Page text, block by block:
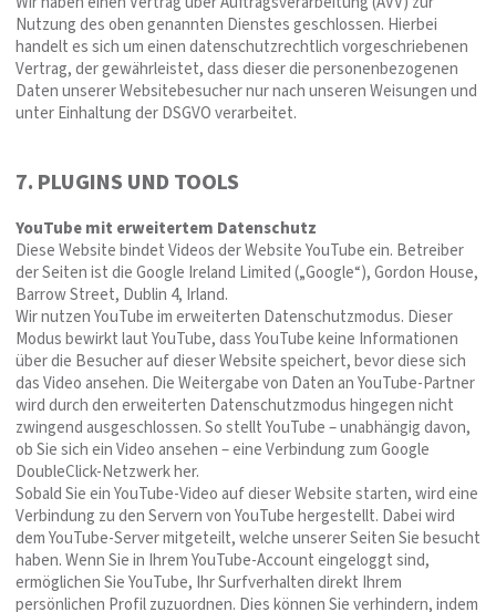
Nutzung des oben genannten Dienstes geschlossen. Hierbei
handelt es sich um einen datenschutzrechtlich vorgeschriebenen
Vertrag, der gewährleistet, dass dieser die personenbezogenen
Daten unserer Websitebesucher nur nach unseren Weisungen und
unter Einhaltung der DSGVO verarbeitet.
7. PLUGINS UND TOOLS
YouTube mit erweitertem Datenschutz
Diese Website bindet Videos der Website YouTube ein. Betreiber
der Seiten ist die Google Ireland Limited („Google“), Gordon House,
Barrow Street, Dublin 4, Irland.
Wir nutzen YouTube im erweiterten Datenschutzmodus. Dieser
Modus bewirkt laut YouTube, dass YouTube keine Informationen
über die Besucher auf dieser Website speichert, bevor diese sich
das Video ansehen. Die Weitergabe von Daten an YouTube-Partner
wird durch den erweiterten Datenschutzmodus hingegen nicht
zwingend ausgeschlossen. So stellt YouTube – unabhängig davon,
ob Sie sich ein Video ansehen – eine Verbindung zum Google
DoubleClick-Netzwerk her.
Sobald Sie ein YouTube-Video auf dieser Website starten, wird eine
Verbindung zu den Servern von YouTube hergestellt. Dabei wird
dem YouTube-Server mitgeteilt, welche unserer Seiten Sie besucht
haben. Wenn Sie in Ihrem YouTube-Account eingeloggt sind,
ermöglichen Sie YouTube, Ihr Surfverhalten direkt Ihrem
persönlichen Profil zuzuordnen. Dies können Sie verhindern, indem